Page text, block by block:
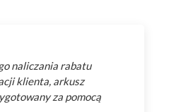
naliczania rabatu
klienta, arkusz
za pomocą